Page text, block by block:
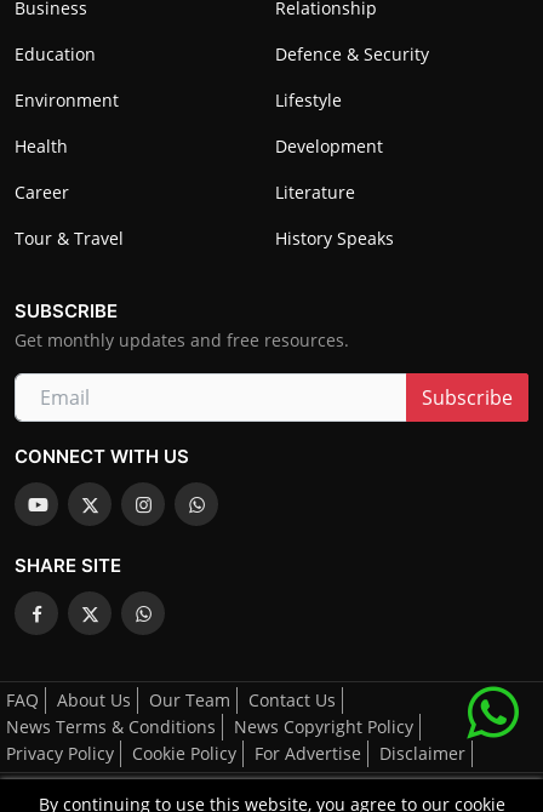
Business
Relationship
Education
Defence & Security
Environment
Lifestyle
Health
Development
Career
Literature
Tour & Travel
History Speaks
SUBSCRIBE
Get monthly updates and free resources.
Subscribe
CONNECT WITH US
SHARE SITE
FAQ About Us Our Team
Contact Us
News Terms & Conditions
News Copyright Policy
Privacy Policy
Cookie Policy For Advertise Disclaimer
All Right's Reserved By AGCNN © 2025-2026
By continuing to use this website, you agree to our cookie